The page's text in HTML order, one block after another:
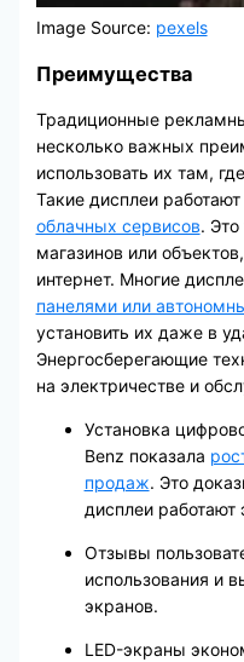
Image Source: pexels
Преимущества
Традиционные
несколько важных
использовать их там,
Такие дисплеи
облачных сервисов.
магазинов или
интернет. Многие
панелями или
установить их даже в
Энергосберегающие
на электричестве и
Установка
Benz показала
продаж. Это
дисплеи работают
Отзывы
использования и
экранов.
LED-экраны